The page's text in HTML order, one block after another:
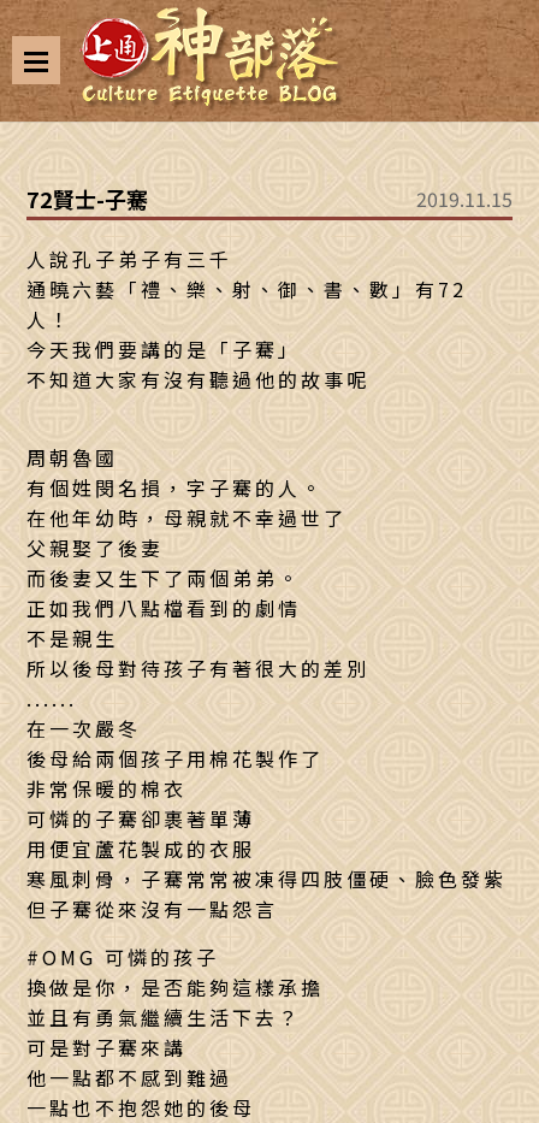
72賢士-子騫 2019.11.15
人說孔子弟子有三千
通曉六藝「禮、樂、射、御、書、數」有72
人！
今天我們要講的是「子騫」
不知道大家有沒有聽過他的故事呢
周朝魯國
有個姓閔名損，字子騫的人。
在他年幼時，母親就不幸過世了
父親娶了後妻
而後妻又生下了兩個弟弟。
正如我們八點檔看到的劇情
不是親生
所以後母對待孩子有著很大的差別
......
在一次嚴冬
後母給兩個孩子用棉花製作了
非常保暖的棉衣
可憐的子騫卻裹著單薄
用便宜蘆花製成的衣服
寒風刺骨，子騫常常被凍得四肢僵硬、臉色發紫
但子騫從來沒有一點怨言
#OMG 可憐的孩子
換做是你，是否能夠這樣承擔
並且有勇氣繼續生活下去？
可是對子騫來講
他一點都不感到難過
一點也不抱怨她的後母